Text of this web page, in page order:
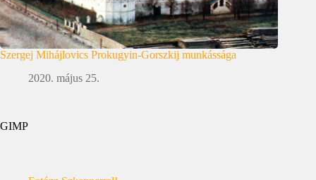
Szergej Mihájlovics Prokugyin-Gorszkij munkássága
2020. május 25.
GIMP